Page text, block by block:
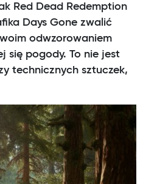
Red Dead Redemption
Days Gone zwalić
odwzorowaniem
się pogody. To nie jest
technicznych sztuczek,